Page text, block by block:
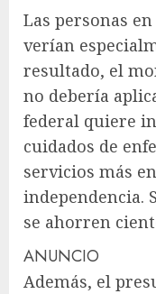
Las personas
verían
resultado, el
no debería
federal quiere
cuidados de
servicios más
independencia.
se ahorren
ANUNCIO
Además, el